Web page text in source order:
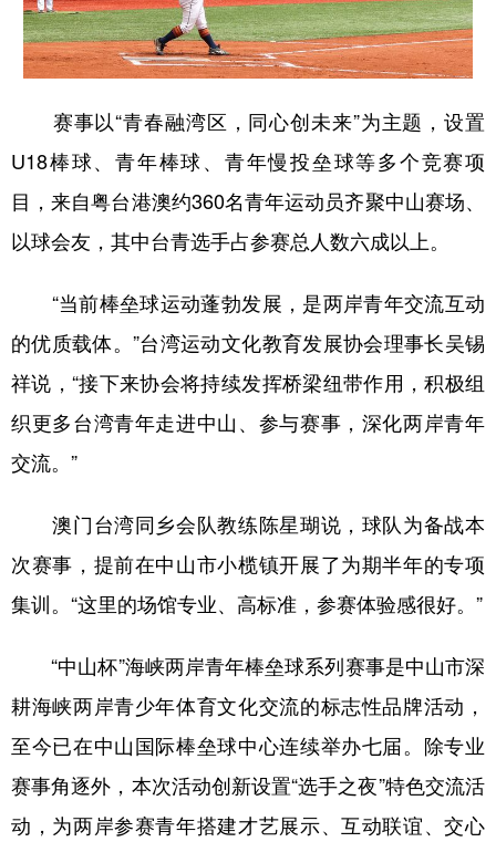
公益 一带一路 亚太网 上市公司
文化产业
地方频道
北京 天津 河北 山西
辽宁 吉林 上海
浙江 安徽 福建 江西
山东 河南 湖北 湖南
广东 广西 海南 重庆
新疆 内蒙古 黑龙江
多语种频道
English Español Français عربى
Русский язык 日本語 한국어
赛事以“青春融湾区，同心创未来”为主题，设置
U18棒球、青年棒球、青年慢投垒球等多个竞赛项
目，来自粤台港澳约360名青年运动员齐聚中山赛场、
以球会友，其中台青选手占参赛总人数六成以上。
“当前棒垒球运动蓬勃发展，是两岸青年交流互动
的优质载体。”台湾运动文化教育发展协会理事长吴锡
祥说，“接下来协会将持续发挥桥梁纽带作用，积极组
织更多台湾青年走进中山、参与赛事，深化两岸青年
交流。”
澳门台湾同乡会队教练陈星瑚说，球队为备战本
次赛事，提前在中山市小榄镇开展了为期半年的专项
集训。“这里的场馆专业、高标准，参赛体验感很好。”
“中山杯”海峡两岸青年棒垒球系列赛事是中山市深
耕海峡两岸青少年体育文化交流的标志性品牌活动，
至今已在中山国际棒垒球中心连续举办七届。除专业
赛事角逐外，本次活动创新设置“选手之夜”特色交流活
动，为两岸参赛青年搭建才艺展示、互动联谊、交心